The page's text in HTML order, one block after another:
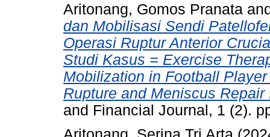
Aritonang, Gomos Pranata
dan Mobilisasi Sendi
Operasi Ruptur Anterior
Studi Kasus = Exercise
Mobilization in Football
Rupture and Meniscus
and Financial Journal, 1 (2).